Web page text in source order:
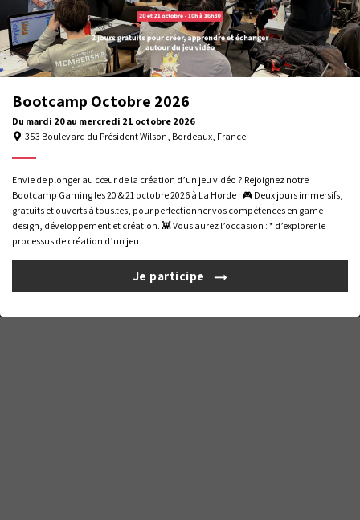
Bootcamp Octobre 2026
Du mardi 20au mercredi 21 octobre 2026
353 Boulevard du Président Wilson, Bordeaux, France
Envie de plonger au cœur de la création d’un jeu vidéo ? Rejoignez notre
Bootcamp Gaming les 20 & 21 octobre 2026 à La Horde ! 🎮 Deux jours immersifs,
gratuits et ouverts à tous.tes, pour perfectionner vos compétences en game
design, développement et création. 👾 Vous aurez l’occasion : * d’explorer le
processus de création d’un jeu…
Je participe
Gérer la confidentialité Mentions légales Formations professionnelles
Livret
d'accueil
Certificat
Qualiopi
contacter pour organiser votre accueil dans les meilleures conditions.
Nous utilisons des cookies pour vous offrir la meilleure expérience
sur notre site. Pour en savoir plus sur les cookies utilisés, gérez
vos
préférences . Pour plus d'informations,
consultez notre
politique de confidentialité
Tout accepter
Tout refuser